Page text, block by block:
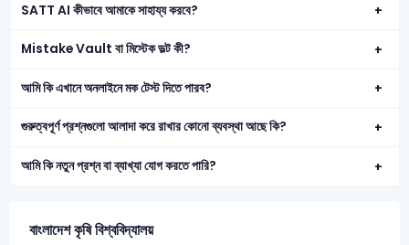
SATT AI কীভাবে আমাকে সাহায্য করবে?
Mistake Vault বা মিস্টেক ভল্ট কী?
আমি কি এখানে অনলাইনে মক টেস্ট দিতে পারব?
গুরুত্বপূর্ণ প্রশ্নগুলো আলাদা করে রাখার কোনো ব্যবস্থা আছে কি?
আমি কি নতুন প্রশ্ন বা ব্যাখ্যা যোগ করতে পারি?
বাংলাদেশ কৃষি বিশ্ববিদ্যালয়